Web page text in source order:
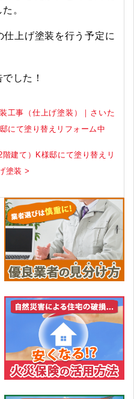
。
上げ塗装を行う予定に
した！
事（仕上げ塗装）｜さいた
にて塗り替えリフォーム中
建て）K様邸にて塗り替えリ
塗装 >